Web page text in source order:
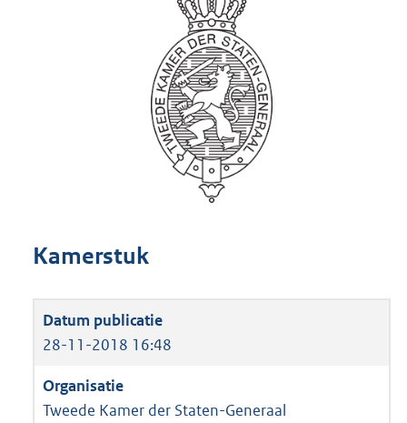
Kamerstuk
28-11-2018 16:48
Tweede Kamer der Staten-Generaal